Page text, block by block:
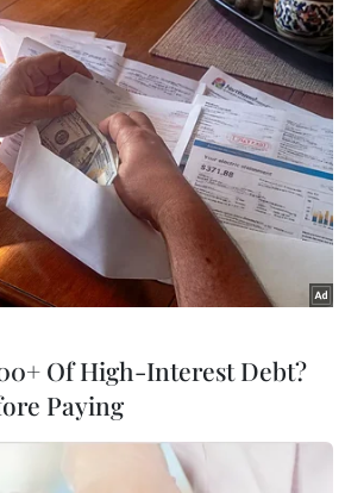
Of High-Interest Debt?
Paying